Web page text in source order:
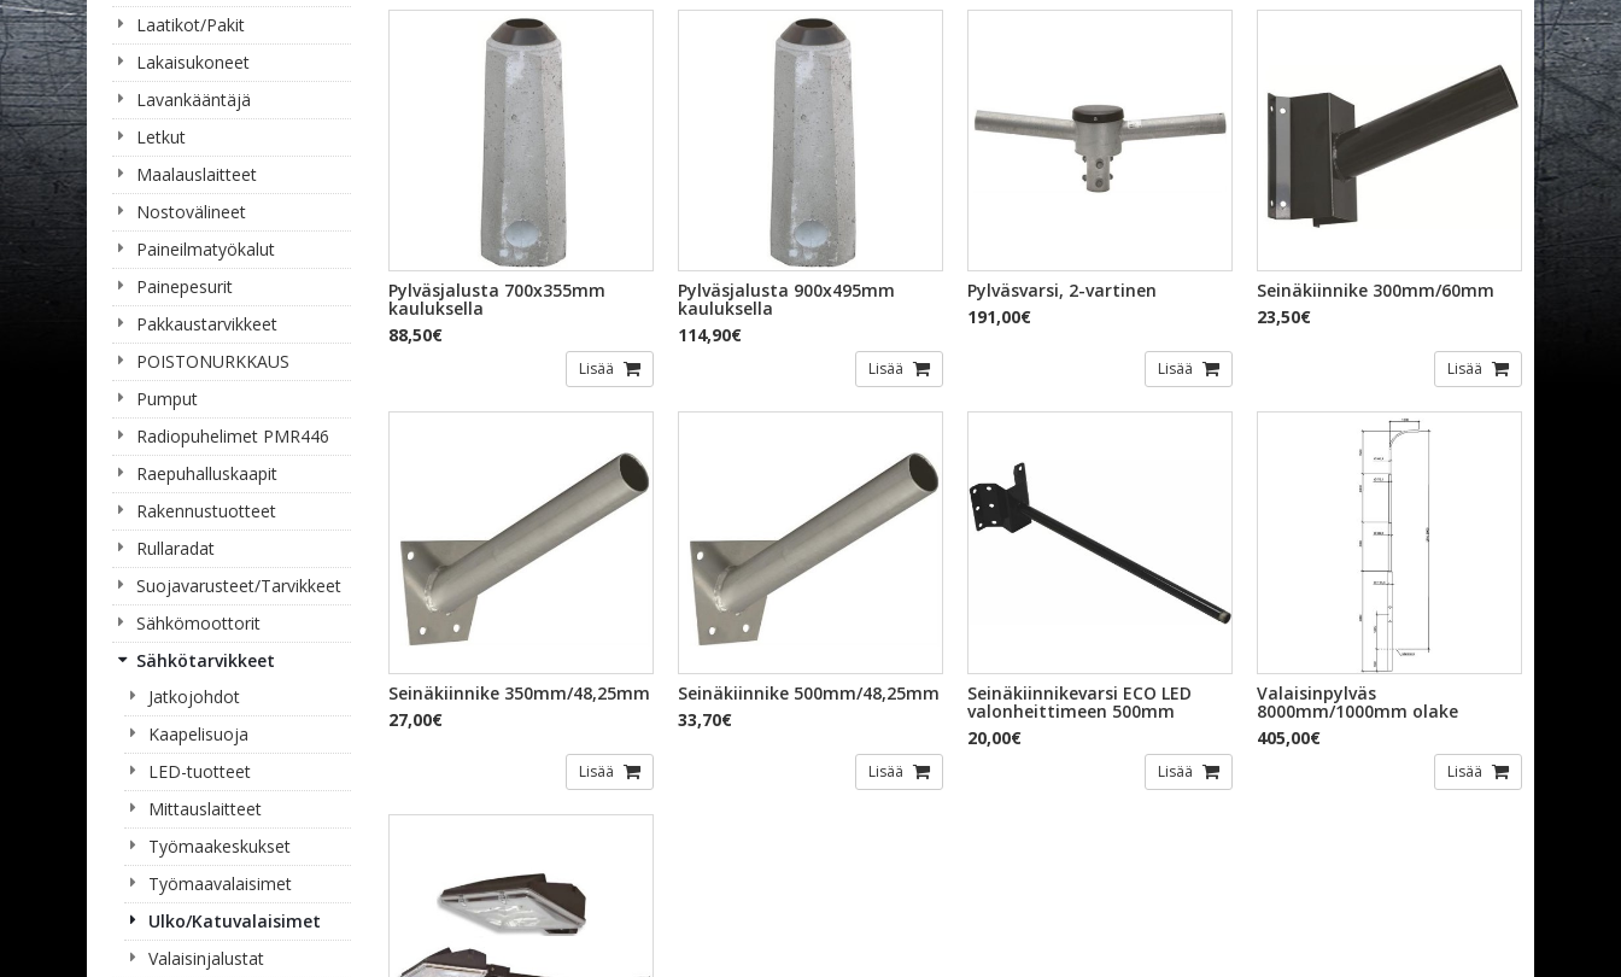
Laatikot/Pakit
Lakaisukoneet
Lavankääntäjä
Letkut
Maalauslaitteet
Nostovälineet
Paineilmatyökalut
Painepesurit
Pakkaustarvikkeet
POISTONURKKAUS
Pumput
Radiopuhelimet PMR446
Raepuhalluskaapit
Rakennustuotteet
Rullaradat
Suojavarusteet/Tarvikkeet
Sähkömoottorit
Sähkötarvikkeet
Jatkojohdot
Kaapelisuoja
LED-tuotteet
Mittauslaitteet
Työmaakeskukset
Työmaavalaisimet
Ulko/Katuvalaisimet
Valaisinjalustat
PIKAKATSELU
Pylväsjalusta 700x355mm
kauluksella
88,50€
Lisää
PIKAKATSELU
Pylväsjalusta 900x495mm
kauluksella
114,90€
Lisää
PIKAKATSELU
Pylväsvarsi, 2-vartinen
191,00€
Lisää
PIKAKATSELU
Seinäkiinnike 300mm/60mm
23,50€
Lisää
PIKAKATSELU
Seinäkiinnike 350mm/48,25mm
27,00€
Lisää
PIKAKATSELU
Seinäkiinnike 500mm/48,25mm
33,70€
Lisää
PIKAKATSELU
Seinäkiinnikevarsi ECO LED
valonheittimeen 500mm
20,00€
Lisää
PIKAKATSELU
Valaisinpylväs
8000mm/1000mm olake
405,00€
Lisää